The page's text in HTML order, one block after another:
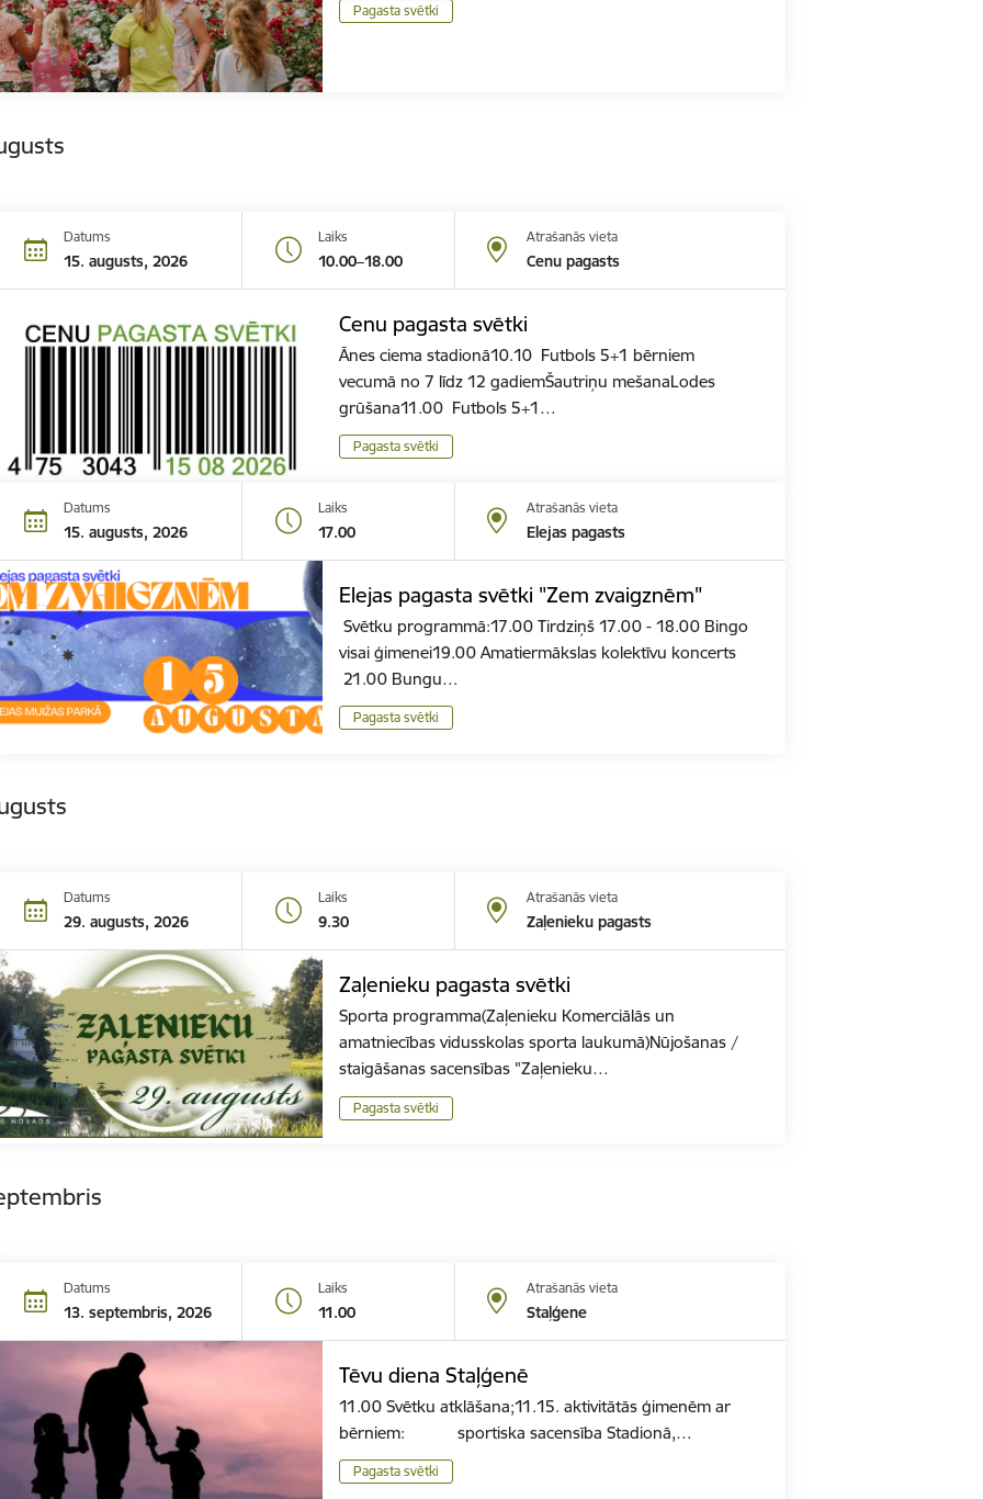
Pagasta svētki
Datums
15. augusts, 2026
Laiks
10.00–18.00
Atrašanās vieta
Cenu pagasts
Cenu pagasta svētki
Ānes ciema stadionā10.10 Futbols 5+1 bērniem
vecumā no 7 līdz 12 gadiemŠautriņu mešanaLodes
grūšana11.00 Futbols 5+1…
Pagasta svētki
Datums
15. augusts, 2026
Laiks
17.00
Atrašanās vieta
Elejas pagasts
Elejas pagasta svētki "Zem zvaigznēm"
Svētku programmā:17.00 Tirdziņš 17.00 - 18.00 Bingo
visai ģimenei19.00 Amatiermākslas kolektīvu koncerts
21.00 Bungu…
Pagasta svētki
Datums
29. augusts, 2026
Laiks
9.30
Atrašanās vieta
Zaļenieku pagasts
Zaļenieku pagasta svētki
Sporta programma(Zaļenieku Komerciālās un
amatniecības vidusskolas sporta laukumā)Nūjošanas /
staigāšanas sacensības "Zaļenieku…
Pagasta svētki
Datums
13. septembris, 2026
Laiks
11.00
Atrašanās vieta
Staļģene
Tēvu diena Staļģenē
11.00 Svētku atklāšana;11.15. aktivitātās ģimenēm ar
bērniem: sportiska sacensība Stadionā,…
Pagasta svētki